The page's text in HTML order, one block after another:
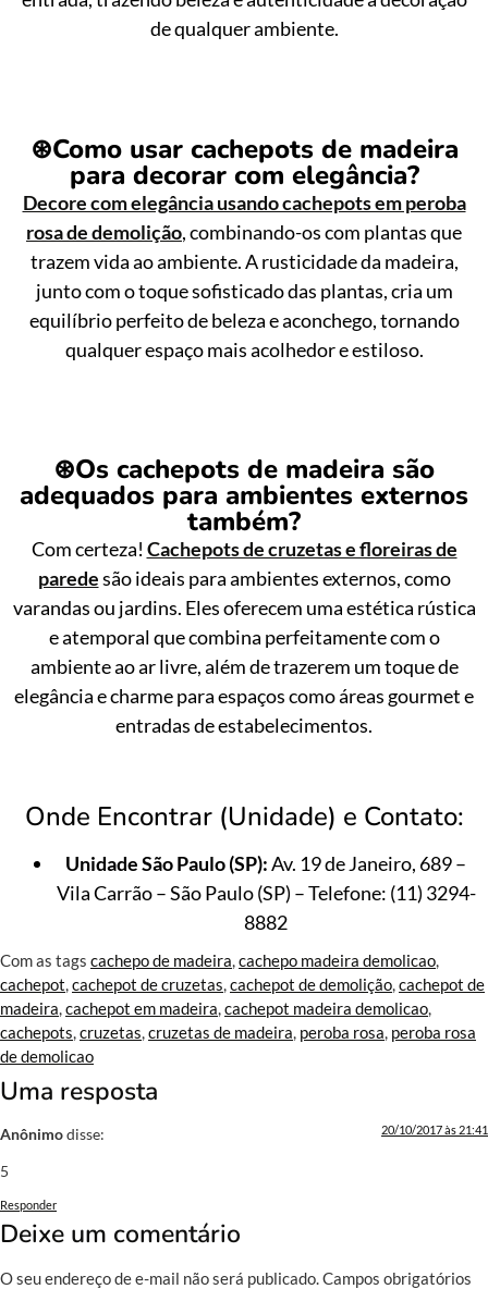
de qualquer ambiente.
⊛Como usar cachepots de madeira
para decorar com elegância?
Decore com elegância usando cachepots em peroba
rosa de demolição, combinando-os com plantas que
trazem vida ao ambiente. A rusticidade da madeira,
junto com o toque sofisticado das plantas, cria um
equilíbrio perfeito de beleza e aconchego, tornando
qualquer espaço mais acolhedor e estiloso.
⊛Os cachepots de madeira são
adequados para ambientes externos
também?
Com certeza! Cachepots de cruzetas e floreiras de
paredesão ideais para ambientes externos, como
varandas ou jardins. Eles oferecem uma estética rústica
e atemporal que combina perfeitamente com o
ambiente ao ar livre, além de trazerem um toque de
elegância e charme para espaços como áreas gourmet e
entradas de estabelecimentos.
Onde Encontrar (Unidade) e Contato:
Unidade São Paulo (SP):Av. 19 de Janeiro, 689 –
Vila Carrão – São Paulo (SP) – Telefone: (11) 3294-
8882
Com as tags cachepo de madeira,cachepo madeira demolicao,
cachepot,cachepot de cruzetas,cachepot de demolição,cachepot de
madeira,cachepot em madeira,cachepot madeira demolicao,
cachepots,cruzetas,cruzetas de madeira, peroba rosa, peroba rosa
de demolicao
Uma resposta
Anônimodisse: 20/10/2017 às 21:41
5
Responder
Deixe um comentário
O seu endereço de e-mail não será publicado.Campos obrigatórios